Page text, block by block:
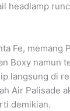
headlamp
Fe, memang
Boxy namun
langsung di
Air Palisade
demikian.